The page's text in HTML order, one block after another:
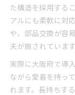
た構造を採用する
アルにも柔軟に対
や、部品交換が容
夫が施されています
実際に大阪府で導
ながら愛着を持っ
れます。長持ちす